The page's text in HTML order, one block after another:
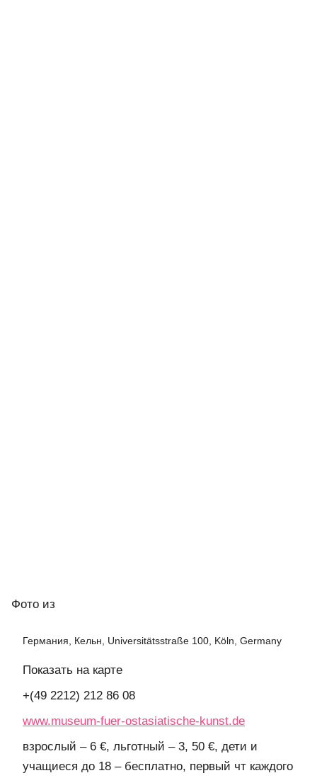
Фото из
Германия, Кельн, Universitätsstraße 100, Köln, Germany
Показать на карте
+(49 2212) 212 86 08
www.museum-fuer-ostasiatische-kunst.de
взрослый – 6 €, льготный – 3, 50 €, дети и
учащиеся до 18 – бесплатно, первый чт каждого